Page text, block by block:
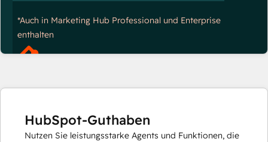
*Auch in Marketing Hub Professional und Enterprise
enthalten
HubSpot-Guthaben
Nutzen Sie leistungsstarke Agents und Funktionen, die